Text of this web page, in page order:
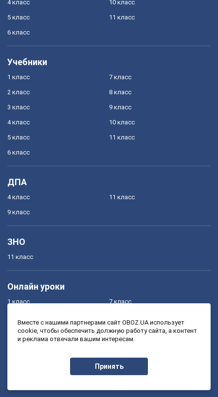
4 класс
5 класс
6 класс
10 класс
11 класс
Учебники
1 класс
2 класс
3 класс
4 класс
5 класс
6 класс
7 класс
8 класс
9 класс
10 класс
11 класс
ДПА
4 класс
9 класс
11 класс
ЗНО
11 класс
Онлайн уроки
1 класс
3 класс
7 класс
9 класс
Вместе с нашими партнерами сайт OBOZ.UA использует
cookie, чтобы обеспечить должную работу сайта, а контент
и реклама отвечали вашим интересам.
Принять